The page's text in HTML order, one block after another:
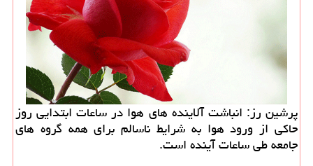
پرشین رز: انباشت آلاینده های هوا در ساعات ابتدایی روز
حاکی از ورود هوا به شرایط ناسالم برای همه گروه های
جامعه طی ساعات آینده است.